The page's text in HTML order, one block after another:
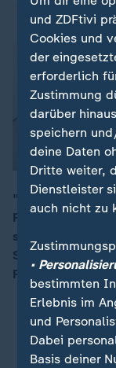
"Wenn wir jetzt
Rentenniveau
so Annika Klose,
Soziales, die
Rente ausspricht.
und ZDFtivi
Cookies und
der
erforderlich
Zustimmung
darüber
speichern
deine Daten
Dritte weiter,
Dienstleister
auch nicht zu
•
bestimmten
Erlebnis im
und
Dabei
Basis deiner